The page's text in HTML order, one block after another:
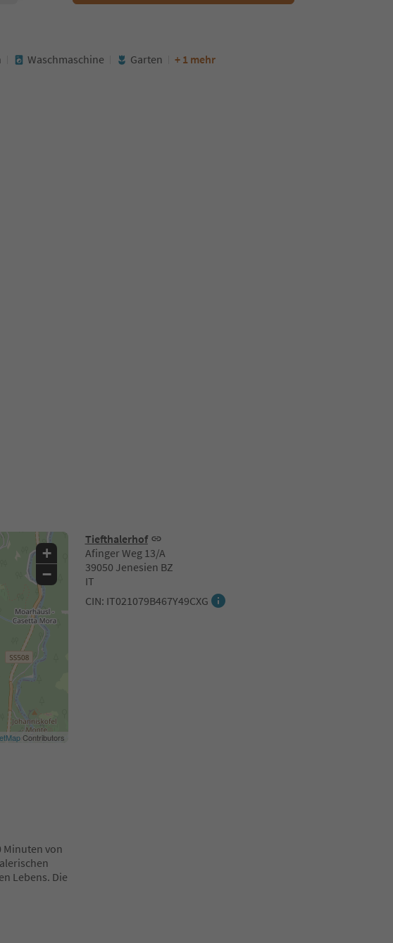
Waschmaschine Garten + 1 mehr
Tiefthalerhof
Afinger Weg 13/A
39050 Jenesien BZ
IT
CIN: IT021079B467Y49CXG
+
−
Contributors
Minuten von
Lebens. Die